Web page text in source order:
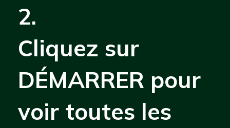
2.
Cliquez sur
DÉMARRER pour
voir toutes les